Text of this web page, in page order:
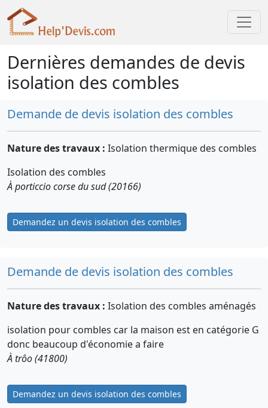
Dernières demandes de devis
isolation des combles
Demande de devis isolation des combles
Nature des travaux : Isolation thermique des combles
Isolation des combles
À porticcio corse du sud (20166)
Demandez un devis isolation des combles
Demande de devis isolation des combles
Nature des travaux : Isolation des combles aménagés
isolation pour combles car la maison est en catégorie G
donc beaucoup d'économie a faire
À trôo (41800)
Demandez un devis isolation des combles